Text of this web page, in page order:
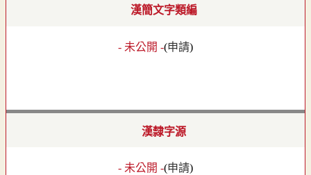
漢簡文字類編
- 未公開 -(申請)
漢隸字源
- 未公開 -(申請)